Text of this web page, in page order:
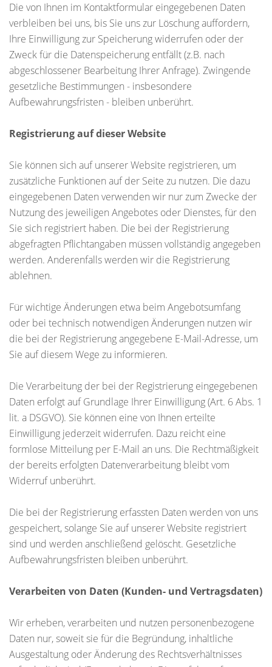
Die von Ihnen im Kontaktformular eingegebenen Daten
verbleiben bei uns, bis Sie uns zur Löschung auffordern,
Ihre Einwilligung zur Speicherung widerrufen oder der
Zweck für die Datenspeicherung entfällt (z.B. nach
abgeschlossener Bearbeitung Ihrer Anfrage). Zwingende
gesetzliche Bestimmungen - insbesondere
Aufbewahrungsfristen - bleiben unberührt.
Registrierung auf dieser Website
Sie können sich auf unserer Website registrieren, um
zusätzliche Funktionen auf der Seite zu nutzen. Die dazu
eingegebenen Daten verwenden wir nur zum Zwecke der
Nutzung des jeweiligen Angebotes oder Dienstes, für den
Sie sich registriert haben. Die bei der Registrierung
abgefragten Pflichtangaben müssen vollständig angegeben
werden. Anderenfalls werden wir die Registrierung
ablehnen.
Für wichtige Änderungen etwa beim Angebotsumfang
oder bei technisch notwendigen Änderungen nutzen wir
die bei der Registrierung angegebene E-Mail-Adresse, um
Sie auf diesem Wege zu informieren.
Die Verarbeitung der bei der Registrierung eingegebenen
Daten erfolgt auf Grundlage Ihrer Einwilligung (Art. 6 Abs. 1
lit. a DSGVO). Sie können eine von Ihnen erteilte
Einwilligung jederzeit widerrufen. Dazu reicht eine
formlose Mitteilung per E-Mail an uns. Die Rechtmäßigkeit
der bereits erfolgten Datenverarbeitung bleibt vom
Widerruf unberührt.
Die bei der Registrierung erfassten Daten werden von uns
gespeichert, solange Sie auf unserer Website registriert
sind und werden anschließend gelöscht. Gesetzliche
Aufbewahrungsfristen bleiben unberührt.
Verarbeiten von Daten (Kunden- und Vertragsdaten)
Wir erheben, verarbeiten und nutzen personenbezogene
Daten nur, soweit sie für die Begründung, inhaltliche
Ausgestaltung oder Änderung des Rechtsverhältnisses